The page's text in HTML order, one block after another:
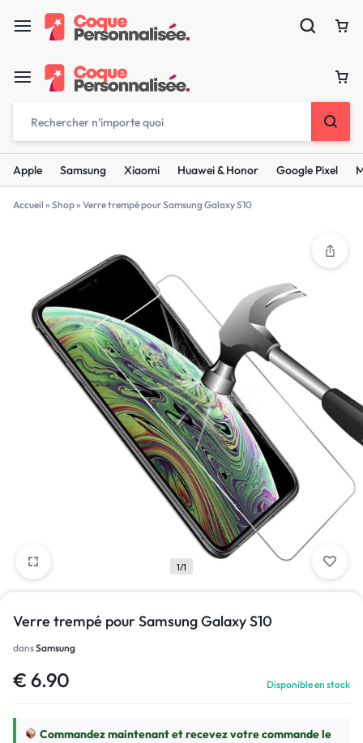
Apple Samsung Xiaomi Huawei & Honor Google Pixel
Accueil » Shop» Verre trempé pour Samsung Galaxy S10
1/1
Verre trempé pour Samsung Galaxy S10
dansSamsung
€ 6.90 Disponible en stock
Commandez maintenant et recevez votre commande le